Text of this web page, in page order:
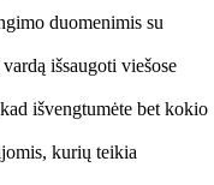
duomenimis su
išsaugoti viešose
išvengtumėte bet kokio
kurių teikia